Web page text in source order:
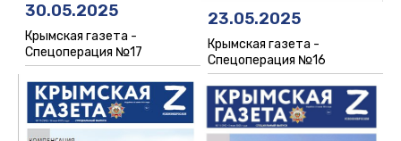
30.05.2025
Крымская газета -
Спецоперация №17
23.05.2025
Крымская газета -
Спецоперация №16